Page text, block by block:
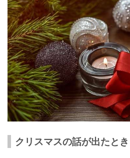
クリスマスの話が出たとき